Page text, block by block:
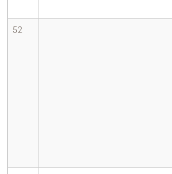
52